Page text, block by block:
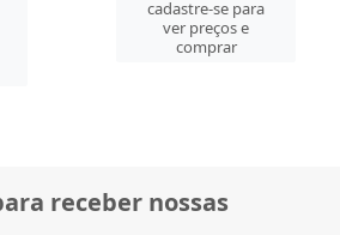
Faça seu login ou
cadastre-se para
ver preços e
receber nossas